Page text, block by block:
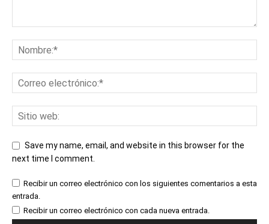
Save my name, email, and website in this browser for the
next time I comment.
Recibir un correo electrónico con los siguientes comentarios a esta
entrada.
Recibir un correo electrónico con cada nueva entrada.